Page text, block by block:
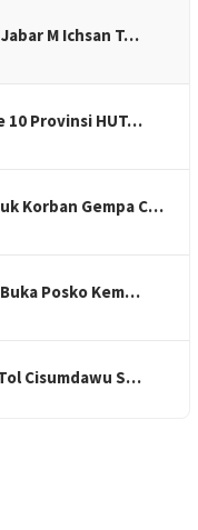
M Ichsan T…
10 Provinsi HUT…
Korban Gempa C…
Posko Kem…
Cisumdawu S…